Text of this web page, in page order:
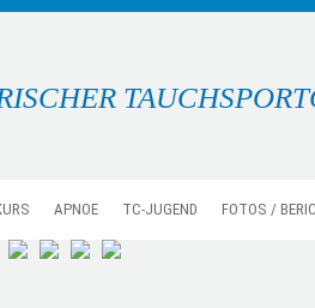
APNOE TC-JUGEND FOTOS /